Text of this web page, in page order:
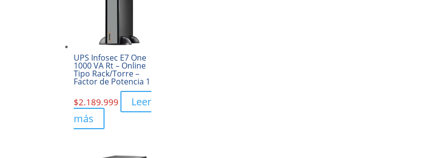
UPS Infosec E7 One
1000 VA Rt – Online
Tipo Rack/Torre –
Factor de Potencia 1
$2.189.999
Leer
más